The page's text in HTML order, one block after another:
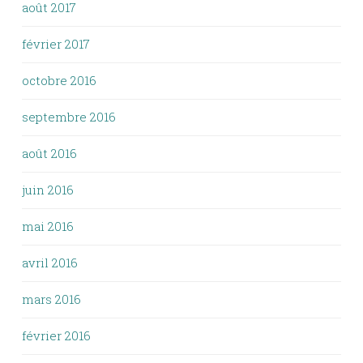
août 2017
février 2017
octobre 2016
septembre 2016
août 2016
juin 2016
mai 2016
avril 2016
mars 2016
février 2016